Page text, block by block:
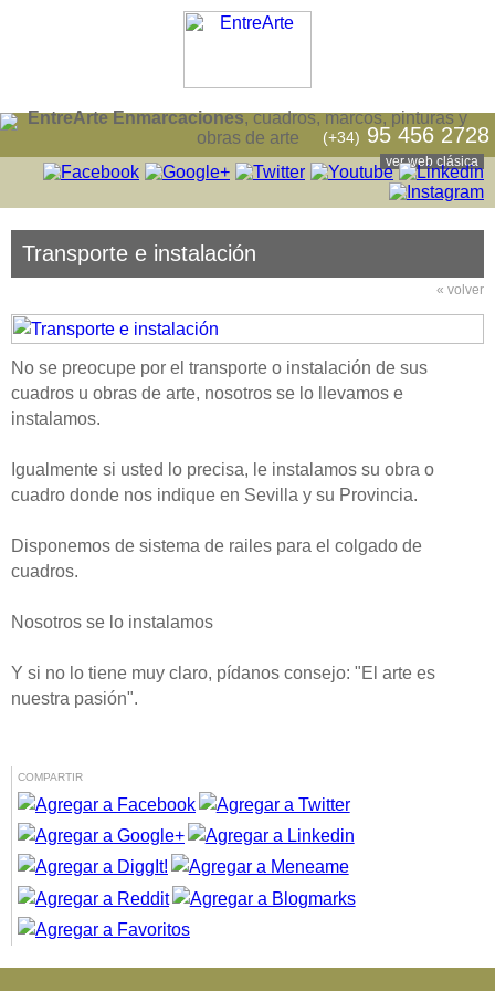
EntreArte Enmarcaciones, cuadros, marcos, pinturas y
obras de arte
ver web clásica
(+34) 95 456 2728
Transporte e instalación
« volver
No se preocupe por el transporte o instalación de sus
cuadros u obras de arte, nosotros se lo llevamos e
instalamos.
Igualmente si usted lo precisa, le instalamos su obra o
cuadro donde nos indique en Sevilla y su Provincia.
Disponemos de sistema de railes para el colgado de
cuadros.
Nosotros se lo instalamos
Y si no lo tiene muy claro, pídanos consejo: "El arte es
nuestra pasión".
COMPARTIR